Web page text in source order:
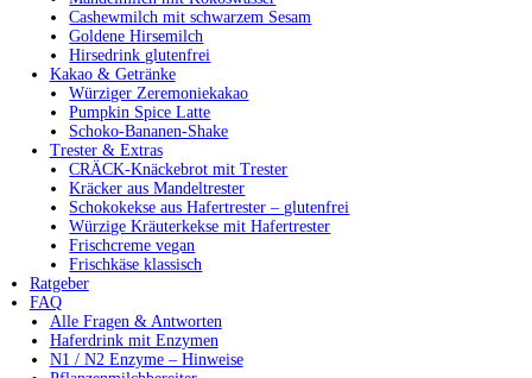
Cashewmilch mit schwarzem Sesam
Goldene Hirsemilch
Hirsedrink glutenfrei
Kakao & Getränke
Würziger Zeremoniekakao
Pumpkin Spice Latte
Schoko-Bananen-Shake
Trester & Extras
CRÄCK-Knäckebrot mit Trester
Kräcker aus Mandeltrester
Schokokekse aus Hafertrester – glutenfrei
Würzige Kräuterkekse mit Hafertrester
Frischcreme vegan
Frischkäse klassisch
Ratgeber
FAQ
Alle Fragen & Antworten
Haferdrink mit Enzymen
N1 / N2 Enzyme – Hinweise